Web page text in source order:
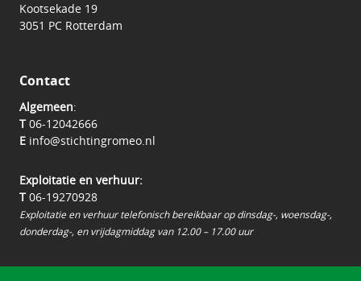
Kootsekade 19
3051 PC Rotterdam
Contact
Algemeen:
T06-12042666
E info@stichtingromeo.nl
Exploitatie en verhuur:
T 06-19270928
Exploitatie en verhuur telefonisch bereikbaar op dinsdag-, woensdag-,
donderdag-, en vrijdagmiddag van 12.00 – 17.00 uur